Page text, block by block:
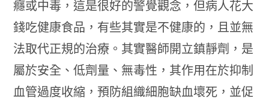
癮或中毒，這是很好的警覺觀念，但病人花大
錢吃健康食品，有些其實是不健康的，且並無
法取代正規的治療。其實醫師開立鎮靜劑，是
屬於安全、低劑量、無毒性，其作用在於抑制
血管過度收縮，預防組織細胞缺血壞死，並促